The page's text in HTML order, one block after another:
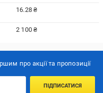
16.28 ₴
2 100 ₴
про акції та пропозиції
ПІДПИСАТИСЯ